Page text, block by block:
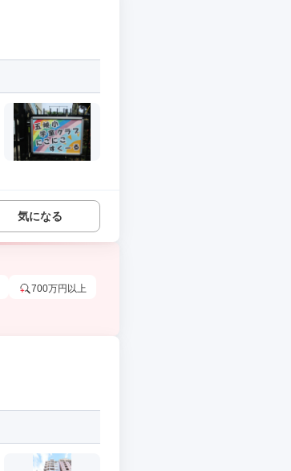
気になる
700万円以上